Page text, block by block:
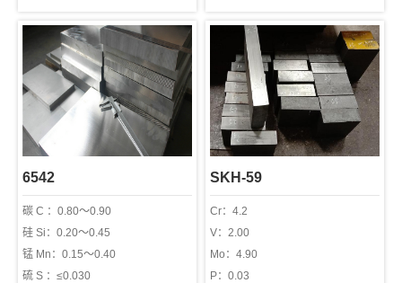
V 钒:1.80
Mo钼:4.80
P磷:0.03
S硫:0.01
6542
碳 C ：0.80～0.90
硅 Si：0.20～0.45
锰 Mn：0.15～0.40
硫 S ：≤0.030
SKH-59
Cr：4.2
V：2.00
Mo：4.90
P：0.03